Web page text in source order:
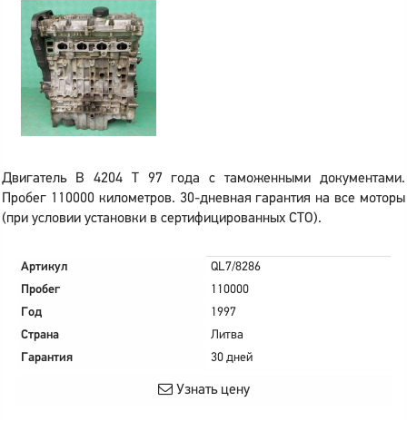
Двигатель B 4204 T 97 года с таможенными документами.
Пробег 110000 километров. 30-дневная гарантия на все моторы
(при условии установки в сертифицированных СТО).
Артикул
QL7/8286
Пробег
110000
Год
1997
Страна
Литва
Гарантия
30 дней
Узнать цену